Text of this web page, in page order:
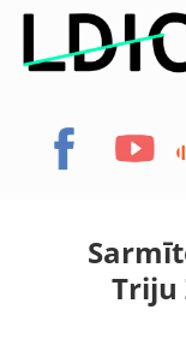
Triju